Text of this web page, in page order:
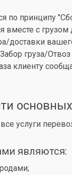
по принципу
вместе с
доставки
груза/Отвоз
клиенту
услуги
являются: